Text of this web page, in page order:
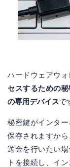
ハードウェアウ
セスするための
の専用デバイスで
秘密鍵がインタ
保存されますから
送金を行いたい
トを接続し、イ